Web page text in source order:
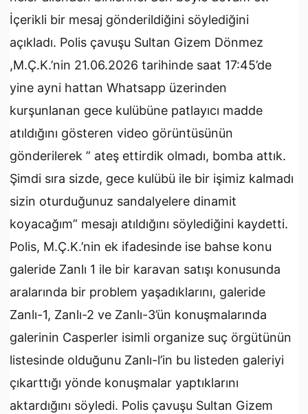
İçerikli bir mesaj gönderildiğini söylediğini
açıkladı. Polis çavuşu Sultan Gizem Dönmez
,M.Ç.K.’nin 21.06.2026 tarihinde saat 17:45’de
yine ayni hattan Whatsapp üzerinden
kurşunlanan gece kulübüne patlayıcı madde
atıldığını gösteren video görüntüsünün
gönderilerek ” ateş ettirdik olmadı, bomba attık.
Şimdi sıra sizde, gece kulübü ile bir işimiz kalmadı
sizin oturduğunuz sandalyelere dinamit
koyacağım” mesajı atıldığını söylediğini kaydetti.
Polis, M.Ç.K.’nin ek ifadesinde ise bahse konu
galeride Zanlı 1 ile bir karavan satışı konusunda
aralarında bir problem yaşadıklarını, galeride
Zanlı-1, Zanlı-2 ve Zanlı-3’ün konuşmalarında
galerinin Casperler isimli organize suç örgütünün
listesinde olduğunu Zanlı-l’in bu listeden galeriyi
çıkarttığı yönde konuşmalar yaptıklarını
aktardığını söyledi. Polis çavuşu Sultan Gizem